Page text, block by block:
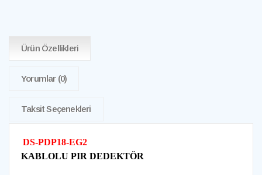
Ürün Özellikleri
Yorumlar (0)
Taksit Seçenekleri
DS-PDP18-EG2
KABLOLU PIR DEDEKTÖR